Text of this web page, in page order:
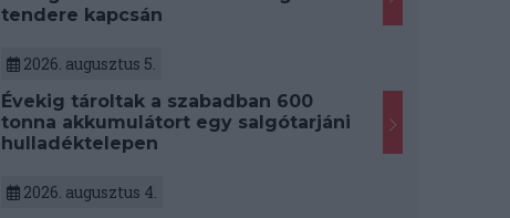
tendere kapcsán
2026. augusztus 5.
Évekig tároltak a szabadban 600
tonna akkumulátort egy salgótarjáni
hulladéktelepen
2026. augusztus 4.